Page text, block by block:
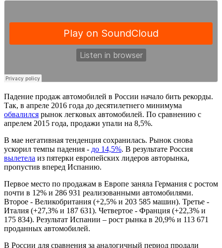
Падение продаж автомобилей в России начало бить рекорды.
Так, в апреле 2016 года до десятилетнего минимума
обвалился рынок легковых автомобилей. По сравнению с
апрелем 2015 года, продажи упали на 8,5%.
В мае негативная тенденция сохранилась. Рынок снова
ускорил темпы падения - до 14,5%. В результате Россия
вылетела из пятерки европейских лидеров авторынка,
пропустив вперед Испанию.
Первое место по продажам в Европе заняла Германия с ростом
почти в 12% и 286 931 реализованными автомобилями.
Второе - Великобритания (+2,5% и 203 585 машин). Третье -
Италия (+27,3% и 187 631). Четвертое - Франция (+22,3% и
175 834). Результат Испании – рост рынка в 20,9% и 113 671
проданных автомобилей.
В России для сравнения за аналогичный период продали